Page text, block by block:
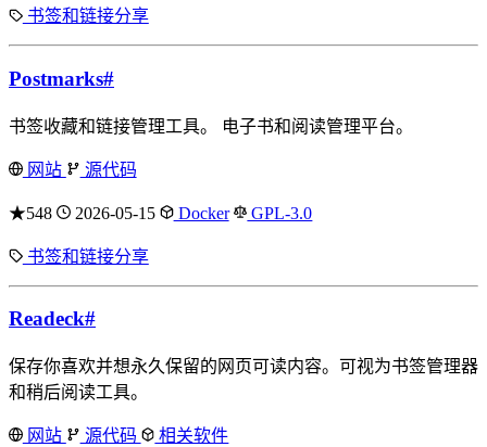
书签和链接分享
Postmarks#
书签收藏和链接管理工具。 电子书和阅读管理平台。
网站 源代码
★548 2026-05-15 Docker GPL-3.0
书签和链接分享
Readeck#
保存你喜欢并想永久保留的网页可读内容。可视为书签管理器
和稍后阅读工具。
网站 源代码 相关软件